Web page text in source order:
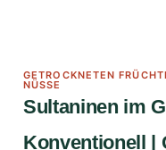
GETROCKNETEN
NÜSSE
Sultaninen im
Konventionell |